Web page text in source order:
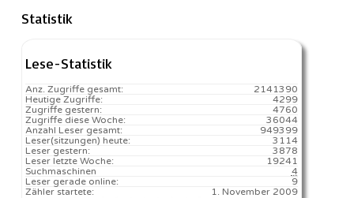
Statistik
Lese-Statistik
2141390
Anz. Zugriffe gesamt:
4299
Heutige Zugriffe:
4760
Zugriffe gestern:
36044
Zugriffe diese Woche:
949399
Anzahl Leser gesamt:
3114️
Leser(sitzungen) heute:
3878
Leser gestern:
19241️
Leser letzte Woche:
4
Suchmaschinen
9
Leser gerade online:
1. November 2009
Zähler startete: